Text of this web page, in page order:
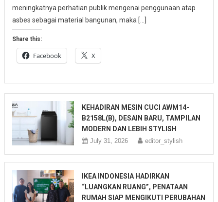
meningkatnya perhatian publik mengenai penggunaan atap
asbes sebagai material bangunan, maka […]
Share this:
Facebook X
KEHADIRAN MESIN CUCI AWM14-
B2158L(B), DESAIN BARU, TAMPILAN
MODERN DAN LEBIH STYLISH
July 31, 2026 editor_stylish
IKEA INDONESIA HADIRKAN
“LUANGKAN RUANG”, PENATAAN
RUMAH SIAP MENGIKUTI PERUBAHAN